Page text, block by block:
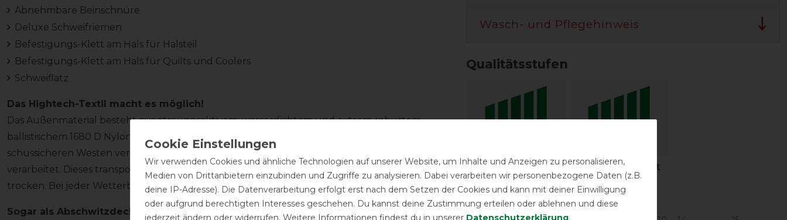
Abnehmbare Beinschnüre
Deluxe Schweifriemen
Befestigungs-Klett am Hals für Halsteil
Befestigungs-Klett am Hals für Quilts und Coolers
Schweiflatz
Das Hightech-Textil macht es möglich!
Das Außenmaterial besteht aus atmungsaktivem, wasserdichtem und extrem robustem
ballistischem 1680 D Nylon (dieser Stoff wird normalerweise für die Herstellung von
schussicheren Westen verwendet!). Das Innenmaterial ist mit dem Bucas "Stay Dry" Fleece
verarbeitet. Dieses transportiert Schweiß und Nässe schnell nach außen und hält das Pferd
trocken. Bei jeder Wetterbedingung ist das Pferd von einem ausgeglichenen Klima umgeben.
Sogar als Abschwitzdecke verwendbar
Wasch- und Pflegehinweis
Qualitätsstufen
Reißfestigkeit Wasserdichtigkeit
Temperaturbereich in °C*
Wir verwenden Cookies und ähnliche Technologien auf unserer Website, um Inhalte und Anzeigen zu personalisieren,
Medien von Drittanbietern einzubinden und Zugriffe zu analysieren. Dabei verarbeiten wir personenbezogene Daten (z.B.
deine IP-Adresse). Die Datenverarbeitung erfolgt erst nach dem Setzen der Cookies und kann mit deiner Einwilligung
oder aufgrund berechtigten Interesses geschehen. Du kannst deine Zustimmung erteilen oder ablehnen und diese
jederzeit ändern oder widerrufen. Weitere Informationen findest du in unserer Daten­schutz­erklärung.